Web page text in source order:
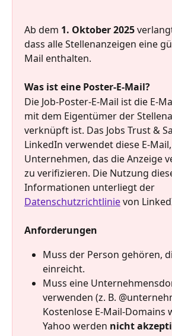
Ab dem 1. Oktober 2025
dass alle Stellenanzeigen eine
Mail enthalten.
Was ist eine Poster-E-Mail?
Die Job-Poster-E-Mail ist die E-
mit dem Eigentümer der
verknüpft ist. Das Jobs Trust &
LinkedIn verwendet diese E-
Unternehmen, das die Anzeige
zu verifizieren. Die Nutzung
Informationen unterliegt der
Datenschutzrichtlinie von
Anforderungen
Muss der Person gehören,
einreicht.
Muss eine
verwenden (z. B.
Kostenlose E-Mail-Domains
Yahoo werden nicht